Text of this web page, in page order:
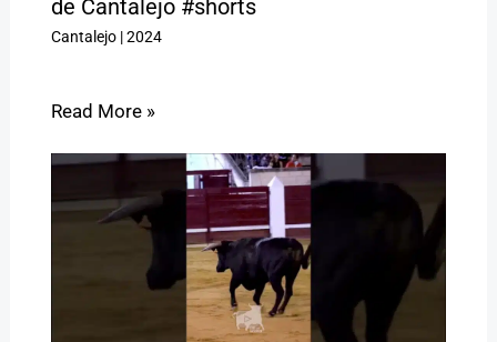
de Cantalejo #shorts
Cantalejo|2024
Read More »